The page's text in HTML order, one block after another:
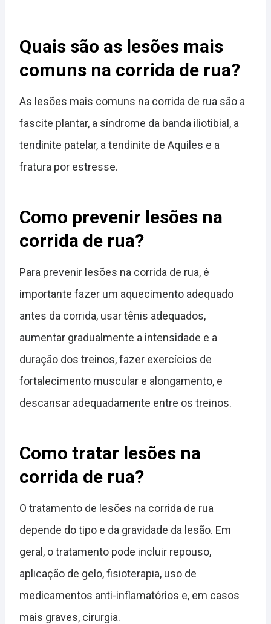
Quais são as lesões mais
comuns na corrida de rua?
As lesões mais comuns na corrida de rua são a
fascite plantar, a síndrome da banda iliotibial, a
tendinite patelar, a tendinite de Aquiles e a
fratura por estresse.
Como prevenir lesões na
corrida de rua?
Para prevenir lesões na corrida de rua, é
importante fazer um aquecimento adequado
antes da corrida, usar tênis adequados,
aumentar gradualmente a intensidade e a
duração dos treinos, fazer exercícios de
fortalecimento muscular e alongamento, e
descansar adequadamente entre os treinos.
Como tratar lesões na
corrida de rua?
O tratamento de lesões na corrida de rua
depende do tipo e da gravidade da lesão. Em
geral, o tratamento pode incluir repouso,
aplicação de gelo, fisioterapia, uso de
medicamentos anti-inflamatórios e, em casos
mais graves, cirurgia.